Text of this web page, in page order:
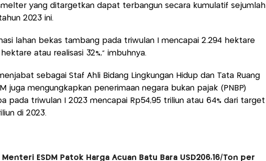
yang ditargetkan dapat terbangun secara kumulatif sejumlah
2023 ini.
lahan bekas tambang pada triwulan I mencapai 2.294 hektare
atau realisasi 32%," imbuhnya.
sebagai Staf Ahli Bidang Lingkungan Hidup dan Tata Ruang
juga mengungkapkan penerimaan negara bukan pajak (PNBP)
pada triwulan I 2023 mencapai Rp54,95 triliun atau 64% dari target
di 2023.
Menteri ESDM Patok Harga Acuan Batu Bara USD206,16/Ton per